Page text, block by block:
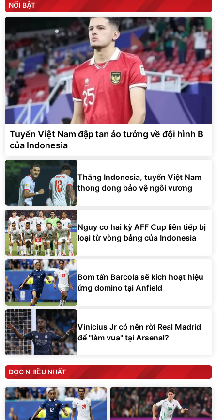
NỔI BẬT
Tuyển Việt Nam đập tan ảo tưởng về đội hình B
của Indonesia
Thắng Indonesia, tuyển Việt Nam
thong dong bảo vệ ngôi vương
Nguy cơ hai kỳ AFF Cup liên tiếp bị
loại từ vòng bảng của Indonesia
Bom tấn Barcola sẽ kích hoạt hiệu
ứng domino tại Anfield
Vinicius Jr có nên rời Real Madrid
để "làm vua" tại Arsenal?
ĐỌC NHIỀU NHẤT